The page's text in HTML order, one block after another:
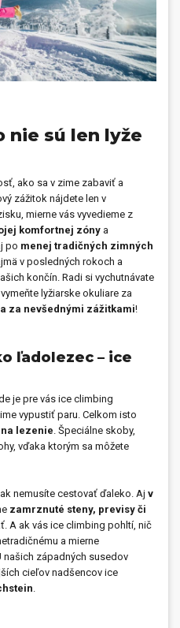
faxcopy@faxcopy.sk
Produkty
Blog
nie sú len lyže
ako sa v zime zabaviť a
zážitok nájdete len v
mierne vás vyvedieme z
komfortnej zóny a
po menej tradičných zimných
v posledných rokoch a
končín. Radi si vychutnávate
lyžiarske okuliare za
za nevšednými zážitkami!
ľadolezec – ice
je pre vás ice climbing
vypustiť paru. Celkom isto
lezenie. Špeciálne skoby,
vďaka ktorým sa môžete
nemusíte cestovať ďaleko. Aj v
zamrznuté steny, previsy či
A ak vás ice climbing pohltí, nič
a mierne
našich západných susedov
cieľov nadšencov ice
.